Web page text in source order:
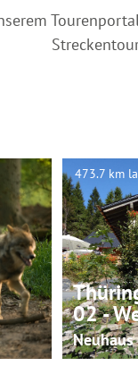
© Martina Rohner, Wildpark Tambach
473.7 km
02 -
Neuhaus